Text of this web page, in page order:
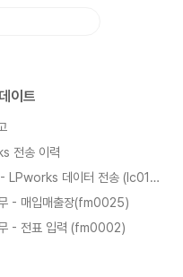
이트
전송 이력
LP보고 - LPworks 데이터 전송 (lc0102)
- 매입매출장(fm0025)
- 전표 입력 (fm0002)